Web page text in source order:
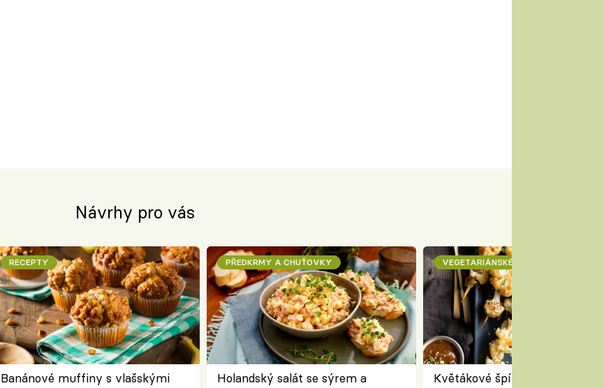
Návrhy pro vás
RECEPTY
Banánové muffiny s vlašskými
PŘEDKRMY A CHUŤOVKY
Holandský salát se sýrem a
VEGETARIÁNSKÉ
Květákové špízy se sezamem